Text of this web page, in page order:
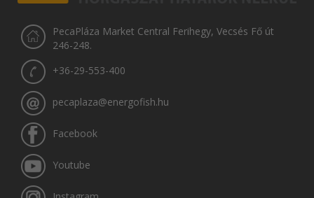
PecaPláza Market Central Ferihegy, Vecsés Fő út
246-248.
+36-29-553-400
pecaplaza@energofish.hu
Facebook
Youtube